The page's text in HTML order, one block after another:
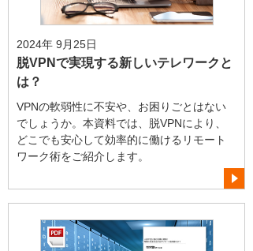
2024年 9月25日
脱VPNで実現する新しいテレワークと
は？
VPNの軟弱性に不安や、お困りごとはない
でしょうか。本資料では、脱VPNにより、
どこでも安心して効率的に働けるリモート
ワーク術をご紹介します。